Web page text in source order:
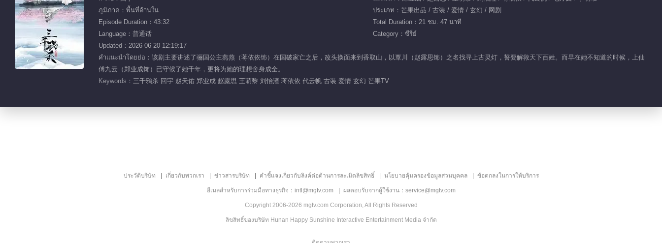
00:55
01:55
02:41
ภูมิภาค：พื้นที่ด้านใน
ประเภท：芒果出品 / 古装 / 爱情 / 玄幻 / 网剧
Episode Duration：43:32
Total Duration：21 ชม. 47 นาที
Language：普通话
Category：ซีรี่ย์
Updated：2026-06-20 12:19:17
คำแนะนำโดยย่อ：该剧主要讲述了骊国公主燕燕（蒋依依饰）在国破家亡之后，改头换面来到香取山，以覃川（赵露思饰）之名找寻上古灵灯，誓要解救天下百姓。而早在她不知道的时候，上仙
傅九云（郑业成饰）已守候了她千年，更将为她的理想舍身成全。
Keywords： 三千鸦杀 回宇 赵天佑 郑业成 赵露思 王萌黎 刘怡潼 蒋依依 代云帆 古装 爱情 玄幻 芒果TV
ประวัติบริษัท เกี่ยวกับพวกเรา ข่าวสารบริษัท คำชี้แจงเกี่ยวกับลิงค์ต่อต้านการละเมิดลิขสิทธิ์ นโยบายคุ้มครองข้อมูลส่วนบุคคล ข้อตกลงในการให้บริการ
อีเมลสำหรับการร่วมมือทางธุรกิจ：intl@mgtv.com ผลตอบรับจากผู้ใช้งาน：service@mgtv.com
Copyright 2006-2026 mgtv.com Corporation, All Rights Reserved
ลิขสิทธิ์ของบริษัท Hunan Happy Sunshine Interactive Entertainment Media จำกัด